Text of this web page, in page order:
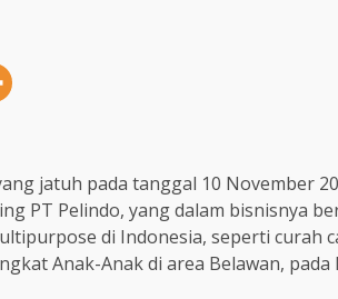
jatuh pada tanggal 10 November
PT Pelindo, yang dalam bisnisnya
di Indonesia, seperti curah
Anak-Anak di area Belawan,